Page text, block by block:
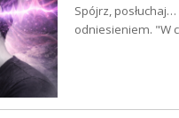
Spójrz,
odniesieniem. "W